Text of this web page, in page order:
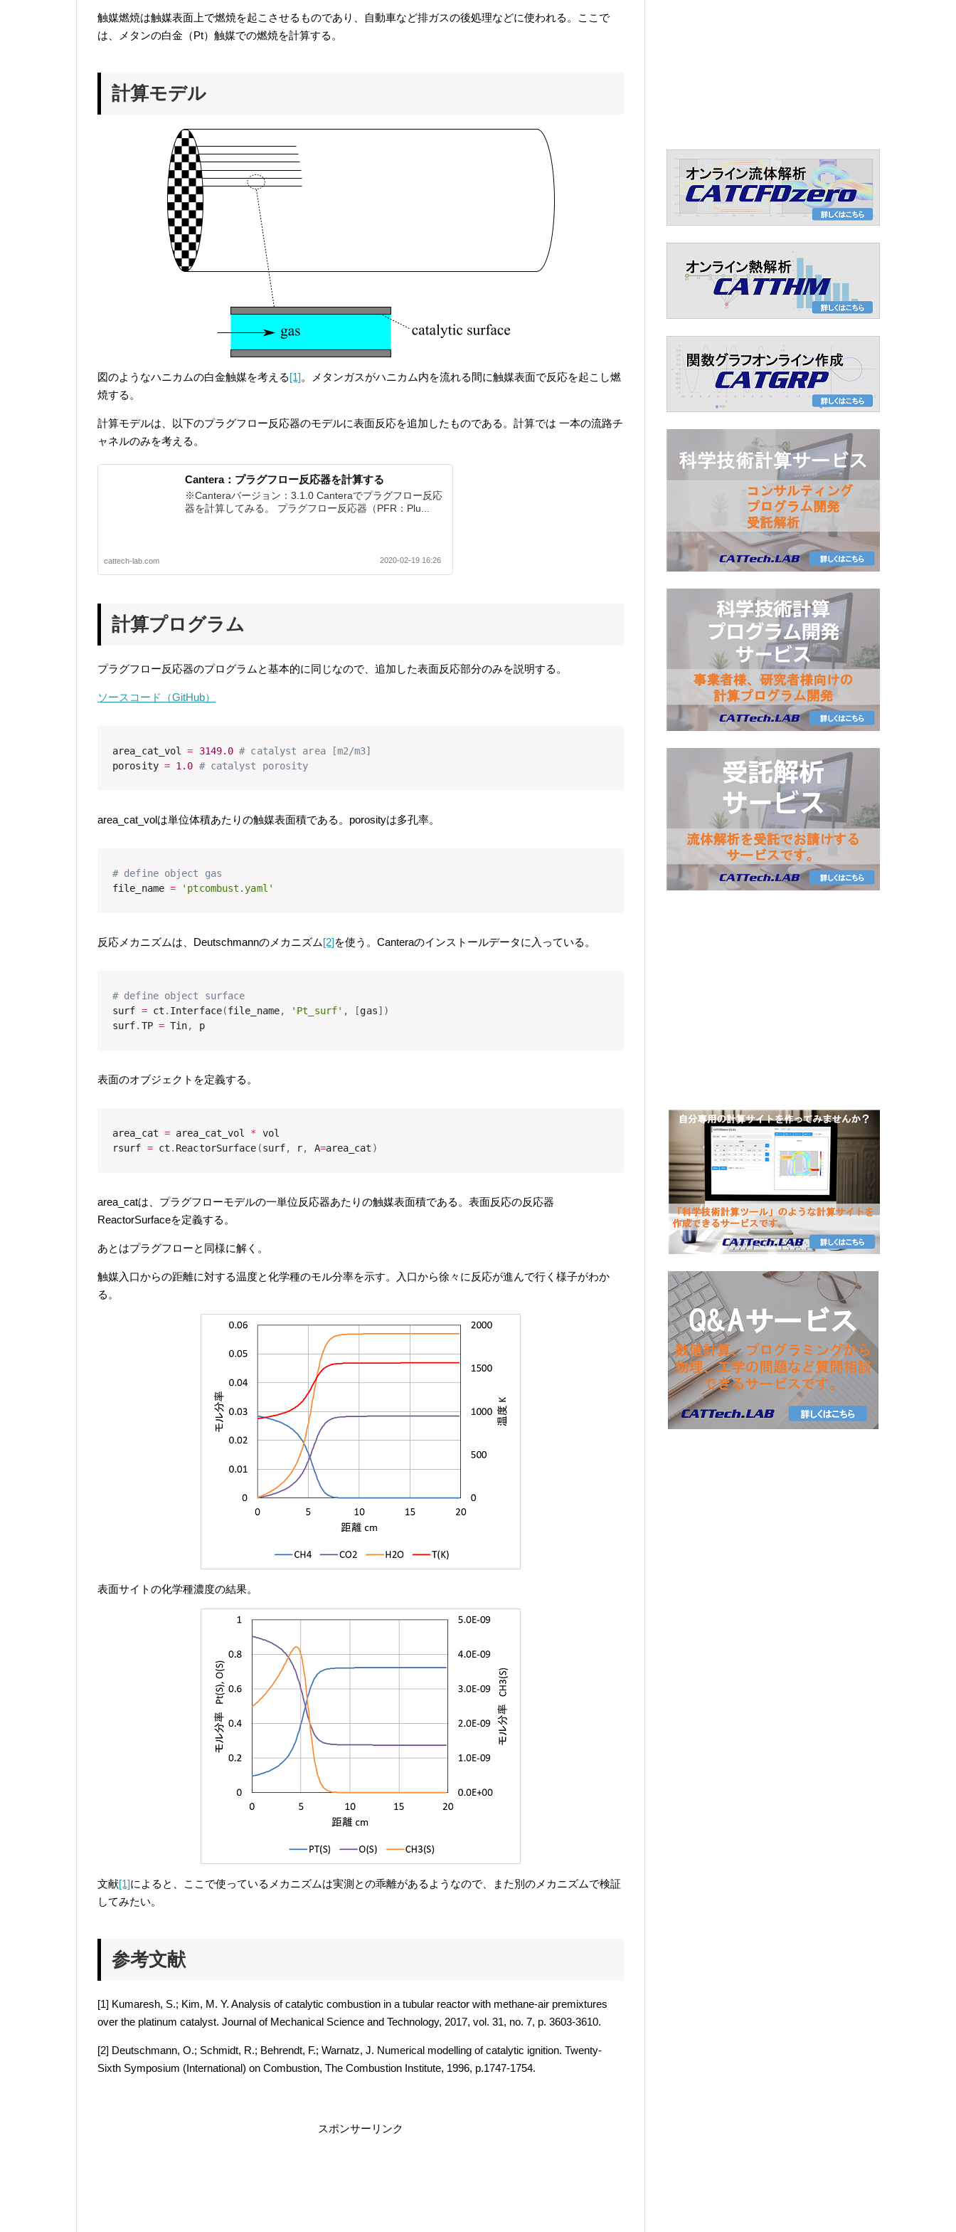
触媒燃焼は触媒表面上で燃焼を起こさせるものであり、自動車など排ガスの後処理などに使われる。ここで
は、メタンの白金（Pt）触媒での燃焼を計算する。
計算モデル
図のようなハニカムの白金触媒を考える[1]。メタンガスがハニカム内を流れる間に触媒表面で反応を起こし燃
焼する。
計算モデルは、以下のプラグフロー反応器のモデルに表面反応を追加したものである。計算では 一本の流路チ
ャネルのみを考える。
Cantera：プラグフロー反応器を計算する
※Canteraバージョン：3.1.0 Canteraでプラグフロー反応
器を計算してみる。 プラグフロー反応器（PFR：Plu...
cattech-lab.com 2020-02-19 16:26
計算プログラム
プラグフロー反応器のプログラムと基本的に同じなので、追加した表面反応部分のみを説明する。
ソースコード（GitHub）
area_cat_vol = 3149.0 # catalyst area [m2/m3]
porosity = 1.0 # catalyst porosity
area_cat_volは単位体積あたりの触媒表面積である。porosityは多孔率。
# define object gas
file_name = 'ptcombust.yaml'
反応メカニズムは、Deutschmannのメカニズム[2]を使う。Canteraのインストールデータに入っている。
# define object surface
surf = ct . Interface(file_name, 'Pt_surf' , [gas] )
surf. TP = Tin, p
表面のオブジェクトを定義する。
area_cat = area_cat_vol * vol
rsurf = ct . ReactorSurface (surf, r, A=area_cat )
area_catは、プラグフローモデルの一単位反応器あたりの触媒表面積である。表面反応の反応器
ReactorSurfaceを定義する。
あとはプラグフローと同様に解く。
触媒入口からの距離に対する温度と化学種のモル分率を示す。入口から徐々に反応が進んで行く様子がわか
る。
表面サイトの化学種濃度の結果。
文献[1]によると、ここで使っているメカニズムは実測との乖離があるようなので、また別のメカニズムで検証
してみたい。
参考文献
[1] Kumaresh, S.; Kim, M. Y. Analysis of catalytic combustion in a tubular reactor with methane-air premixtures
over the platinum catalyst. Journal of Mechanical Science and Technology, 2017, vol. 31, no. 7, p. 3603-3610.
[2] Deutschmann, O.; Schmidt, R.; Behrendt, F.; Warnatz, J. Numerical modelling of catalytic ignition. Twenty-
Sixth Symposium (International) on Combustion, The Combustion Institute, 1996, p.1747-1754.
スポンサーリンク